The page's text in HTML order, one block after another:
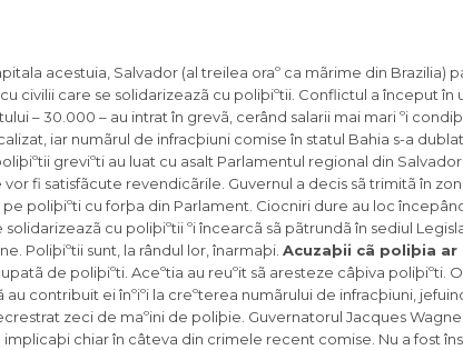
acestuia, Salvador (al treilea oraº ca mãrime din Brazilia)
civilii care se solidarizeazã cu poliþiºtii. Conflictul a început
– 30.000 – au intrat în grevã, cerând salarii mai mari ºi
iar numãrul de infracþiuni comise în statul Bahia s-a
greviºti au luat cu asalt Parlamentul regional din
fi satisfãcute revendicãrile. Guvernul a decis sã trimitã în
poliþiºti cu forþa din Parlament. Ciocniri dure au loc
cu poliþiºtii ºi încearcã sã pãtrundã în sediul
Poliþiºtii sunt, la rândul lor, înarmaþi. Acuzaþii cã poliþia
de poliþiºti. Aceºtia au reuºit sã aresteze câþiva poliþiºti.
contribuit ei înºiºi la creºterea numãrului de infracþiuni,
zeci de maºini de poliþie. Guvernatorul Jacques
implicaþi chiar în câteva din crimele recent comise. Nu a fost